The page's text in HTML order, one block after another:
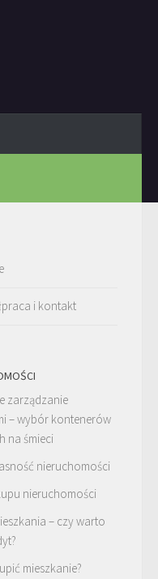
i kontakt
zarządzanie
– wybór kontenerów
na śmieci
nieruchomości
nieruchomości
– czy warto
mieszkanie?